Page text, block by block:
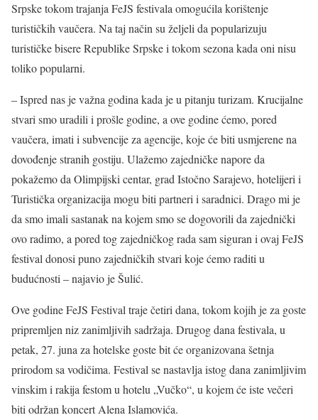
Srpske tokom trajanja FeJS festivala omogućila korištenje
turističkih vaučera. Na taj način su željeli da popularizuju
turističke bisere Republike Srpske i tokom sezona kada oni nisu
toliko popularni.
– Ispred nas je važna godina kada je u pitanju turizam. Krucijalne
stvari smo uradili i prošle godine, a ove godine ćemo, pored
vaučera, imati i subvencije za agencije, koje će biti usmjerene na
dovođenje stranih gostiju. Ulažemo zajedničke napore da
pokažemo da Olimpijski centar, grad Istočno Sarajevo, hotelijeri i
Turistička organizacija mogu biti partneri i saradnici. Drago mi je
da smo imali sastanak na kojem smo se dogovorili da zajednički
ovo radimo, a pored tog zajedničkog rada sam siguran i ovaj FeJS
festival donosi puno zajedničkih stvari koje ćemo raditi u
budućnosti – najavio je Šulić.
Ove godine FeJS Festival traje četiri dana, tokom kojih je za goste
pripremljen niz zanimljivih sadržaja. Drugog dana festivala, u
petak, 27. juna za hotelske goste bit će organizovana šetnja
prirodom sa vodičima. Festival se nastavlja istog dana zanimljivim
vinskim i rakija festom u hotelu „Vučko“, u kojem će iste večeri
biti održan koncert Alena Islamovića.